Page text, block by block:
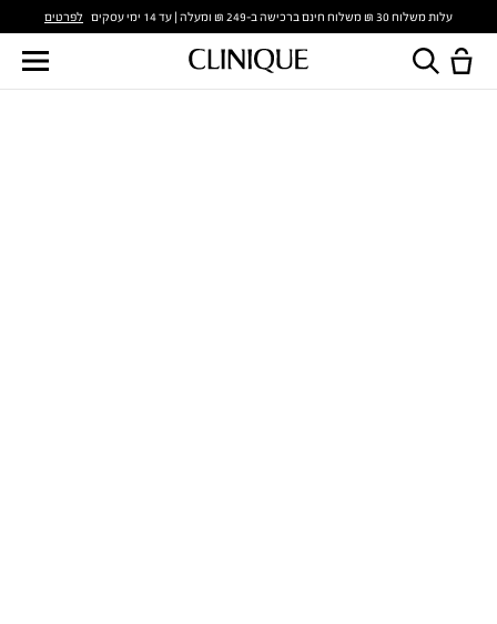
עלות משלוח 30 ₪ משלוח חינם ברכישה ב-249 ₪ ומעלה | עד 14 ימי עסקים לפרטים